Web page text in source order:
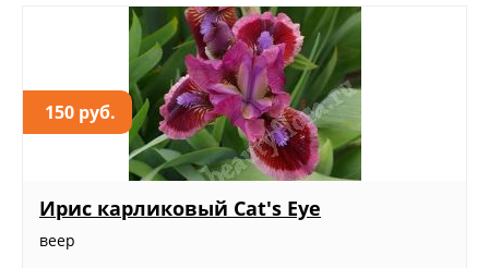
150 руб.
Ирис карликовый Cat's Eye
веер